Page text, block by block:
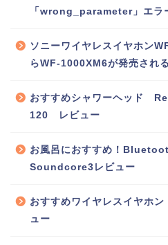
「wrong_parameter」エラ
ソニーワイヤレスイヤホン
らWF-1000XM6が発売される
おすすめシャワーヘッド
120 レビュー
お風呂におすすめ！
Soundcore3レビュー
おすすめワイヤレスイヤホ
ュー